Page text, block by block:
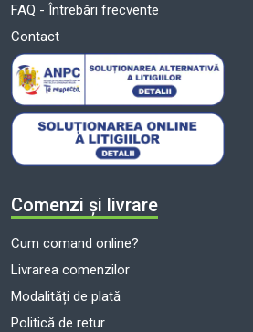
FAQ - Întrebări frecvente
Contact
Comenzi și livrare
Cum comand online?
Livrarea comenzilor
Modalități de plată
Politică de retur